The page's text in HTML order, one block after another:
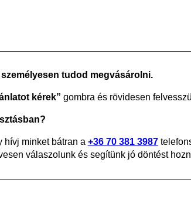
tudod megvásárolni.
kérek” gombra és rövidesen
hívj minket bátran a +36 70 381 3987
válaszolunk és segítünk jó döntést